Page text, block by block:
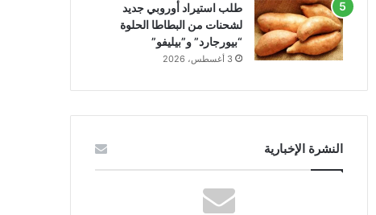
طلب استيراد أوروبي جديد
لشحنات من البطاطا الحلوة
“بيورجارد” و”بيليفو”
3 أغسطس، 2026
النشرة الإخبارية